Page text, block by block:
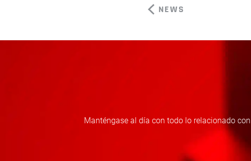
NEWS
Manténgase al día con todo lo relacionado